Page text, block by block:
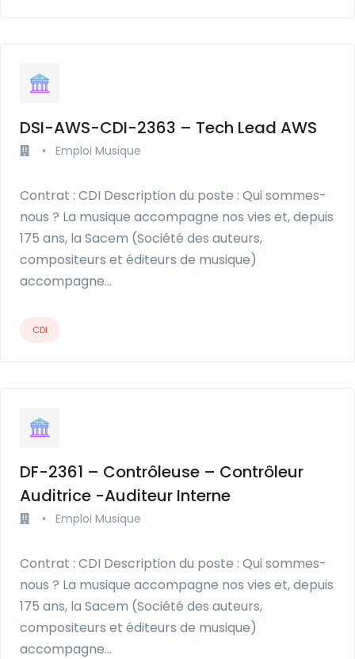
DSI-AWS-CDI-2363 – Tech Lead AWS
• Emploi Musique
Contrat : CDI Description du poste : Qui sommes-
nous ? La musique accompagne nos vies et, depuis
175 ans, la Sacem (Société des auteurs,
compositeurs et éditeurs de musique)
accompagne…
CDI
DF-2361 – Contrôleuse – Contrôleur
Auditrice -Auditeur Interne
• Emploi Musique
Contrat : CDI Description du poste : Qui sommes-
nous ? La musique accompagne nos vies et, depuis
175 ans, la Sacem (Société des auteurs,
compositeurs et éditeurs de musique)
accompagne…